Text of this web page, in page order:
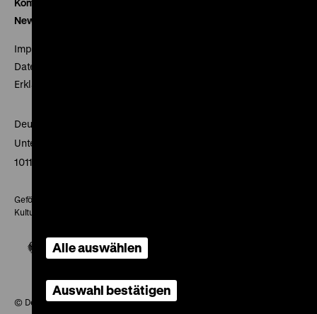
Kontakt
Newsletter
Impressum
Datenschutz
Erklärung digitale Barrierefreiheit
Deutsches Historisches Museum
Unter den Linden 2
10117 Berlin
Gefördert mit Mitteln des Beauftragten der Bundesregierung für
Kultur und Medien
© Deutsches Historisches Museum, 2026
Alle auswählen
Auswahl bestätigen